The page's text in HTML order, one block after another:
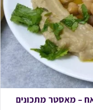
– מאסטר מתכונים